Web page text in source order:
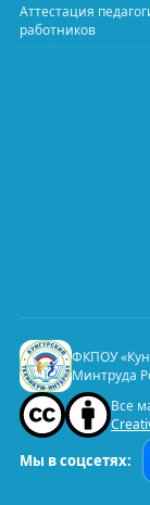
Аттестация
работников
ФКПОУ
Минтруда
Все
Мы в соцсетях: